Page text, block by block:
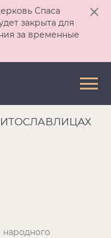
Спаса
закрыта для
за временные
народного